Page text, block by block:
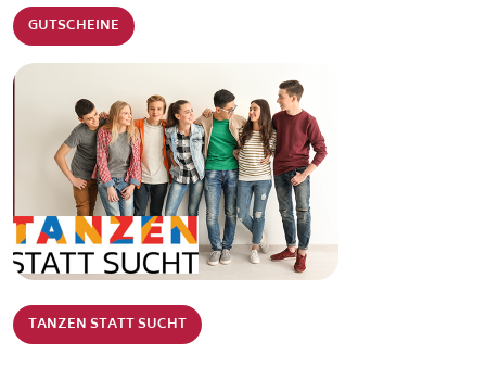
GUTSCHEINE
TANZEN STATT SUCHT